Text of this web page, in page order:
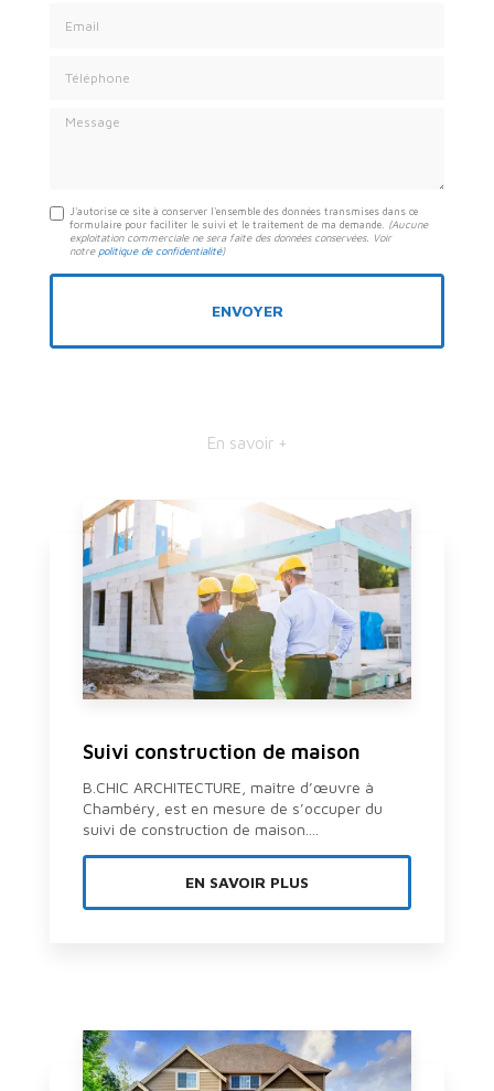
Message
J'autorise ce site à conserver l'ensemble des données transmises dans ce
formulaire pour faciliter le suivi et le traitement de ma demande. (Aucune
exploitation commerciale ne sera faite des données conservées. Voir
notre politique de confidentialité)
En savoir +
Suivi construction de maison
B.CHIC ARCHITECTURE, maître d’œuvre à
Chambéry, est en mesure de s’occuper du
suivi de construction de maison....
EN SAVOIR PLUS